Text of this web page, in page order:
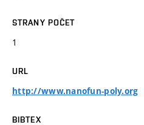
STRANY POČET
1
URL
http://www.nanofun-poly.org
BIBTEX